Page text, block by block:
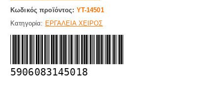
Κωδικός προϊόντος: YT-14501
Κατηγορία: ΕΡΓΑΛΕΙΑ ΧΕΙΡΟΣ
5906083145018